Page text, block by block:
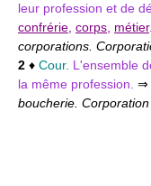
leur profession et de
confrérie corps métier.
corporations.
2 ♦ Cour. L'ensemble
la même profession. ⇒
boucherie. Corporation